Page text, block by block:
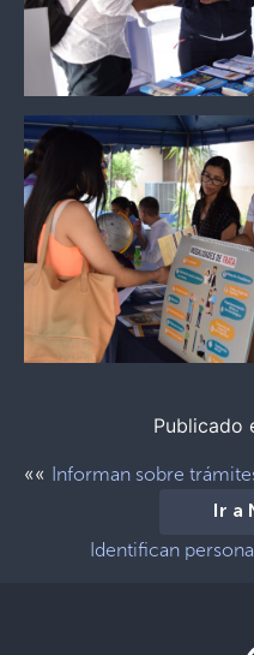
Publicado
«« Informan sobre
Ir a
Identifican